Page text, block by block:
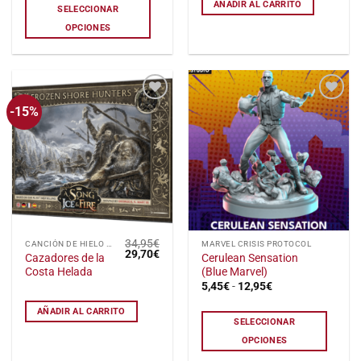
precios:
desde
8,95€
hasta
SELECCIONAR
OPCIONES
variantes.
elegir
en
la
página
de
producto
AÑADIR AL CARRITO
-15%
Añadir
a la
lista
de
deseos
Cazadores de la
Costa Helada
34,95€
El
precio
29,70€El
AÑADIR AL CARRITO
Añadir
a la
lista
de
deseos
MARVEL CRISIS PROTOCOL
Cerulean Sensation
(Blue Marvel)
5,45€- 12,95€Rango
desde
5,45€
hasta
12,95€
SELECCIONAR
OPCIONES
Este
producto
tiene
variantes.
opciones